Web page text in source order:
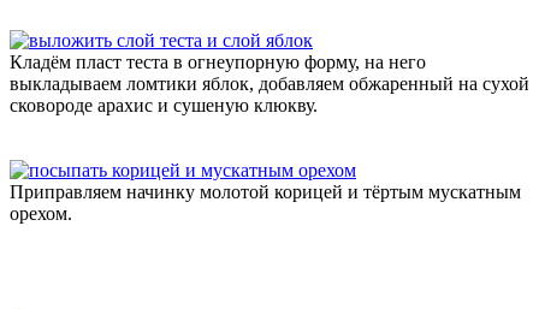
Кладём пласт теста в огнеупорную форму, на него
выкладываем ломтики яблок, добавляем обжаренный на сухой
сковороде арахис и сушеную клюкву.
Приправляем начинку молотой корицей и тёртым мускатным
орехом.